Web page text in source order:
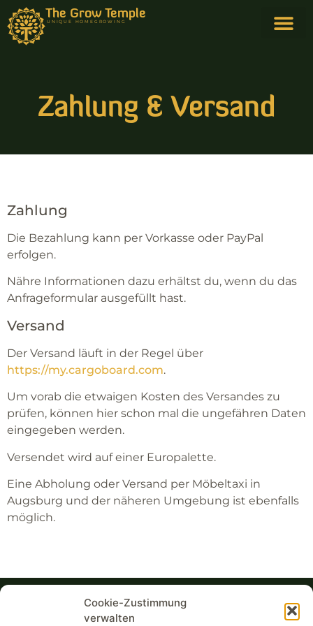
Cookie-Zustimmung
verwalten
The Grow Temple
UNIQUE HOMEGROWING
Zahlung & Versand
Zahlung
Die Bezahlung kann per Vorkasse oder PayPal
erfolgen.
Nähre Informationen dazu erhältst du, wenn du das
Anfrageformular ausgefüllt hast.
Versand
Der Versand läuft in der Regel über
https://my.cargoboard.com.
Um vorab die etwaigen Kosten des Versandes zu
prüfen, können hier schon mal die ungefähren Daten
eingegeben werden.
Versendet wird auf einer Europalette.
Eine Abholung oder Versand per Möbeltaxi in
Augsburg und der näheren Umgebung ist ebenfalls
möglich.